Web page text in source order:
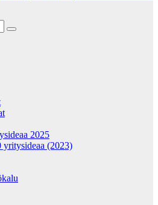
2025
yritysideaa (2023)